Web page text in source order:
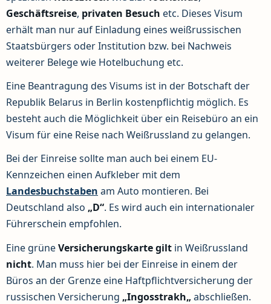
Geschäftsreise, privaten Besuch etc. Dieses Visum
erhält man nur auf Einladung eines weißrussischen
Staatsbürgers oder Institution bzw. bei Nachweis
weiterer Belege wie Hotelbuchung etc.
Eine Beantragung des Visums ist in der Botschaft der
Republik Belarus in Berlin kostenpflichtig möglich. Es
besteht auch die Möglichkeit über ein Reisebüro an ein
Visum für eine Reise nach Weißrussland zu gelangen.
Bei der Einreise sollte man auch bei einem EU-
Kennzeichen einen Aufkleber mit dem
Landesbuchstaben am Auto montieren. Bei
Deutschland also „D“. Es wird auch ein internationaler
Führerschein empfohlen.
Eine grüneVersicherungskartegilt in Weißrussland
nicht. Man muss hier bei der Einreise in einem der
Büros an der Grenze eine Haftpflichtversicherung der
russischen Versicherung „Ingosstrakh„abschließen.